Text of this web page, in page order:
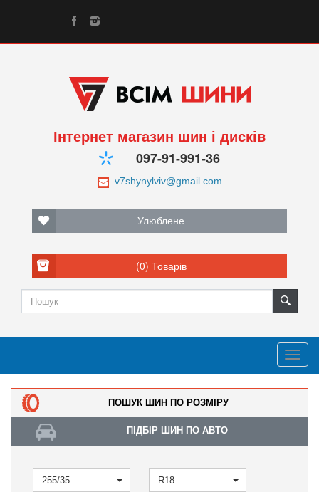
Інтернет магазин шин і дисків
097-91-991-36
Улюблене
(0) Товарів
ПОШУК ШИН ПО РОЗМІРУ
ПІДБІР ШИН ПО АВТО
255/35 R18